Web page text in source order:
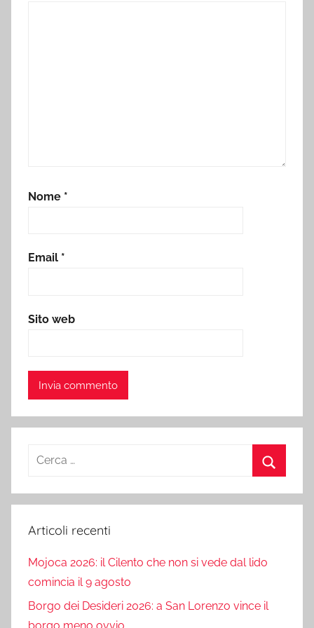
Nome *
Email *
Sito web
Ricerca
Articoli recenti
Mojoca 2026: il Cilento che non si vede dal lido
comincia il 9 agosto
Borgo dei Desideri 2026: a San Lorenzo vince il